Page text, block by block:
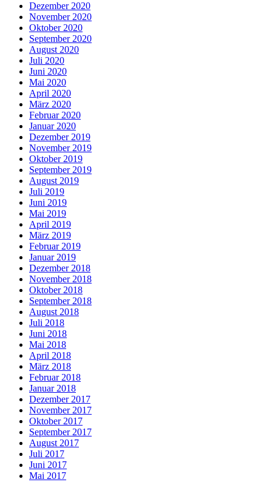
Dezember 2020
November 2020
Oktober 2020
September 2020
August 2020
Juli 2020
Juni 2020
Mai 2020
April 2020
März 2020
Februar 2020
Januar 2020
Dezember 2019
November 2019
Oktober 2019
September 2019
August 2019
Juli 2019
Juni 2019
Mai 2019
April 2019
März 2019
Februar 2019
Januar 2019
Dezember 2018
November 2018
Oktober 2018
September 2018
August 2018
Juli 2018
Juni 2018
Mai 2018
April 2018
März 2018
Februar 2018
Januar 2018
Dezember 2017
November 2017
Oktober 2017
September 2017
August 2017
Juli 2017
Juni 2017
Mai 2017